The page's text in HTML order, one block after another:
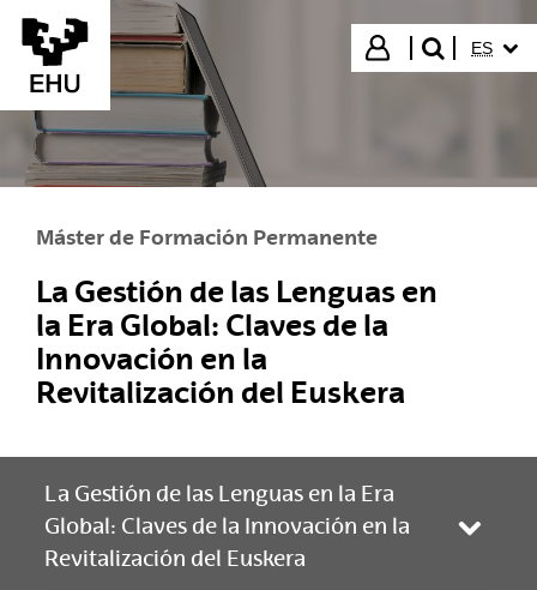
Saltar al contenido principal
Iniciar sesión
buscar"
ES
Máster de Formación Permanente
La Gestión de las Lenguas en
la Era Global: Claves de la
Innovación en la
Revitalización del Euskera
La Gestión de las Lenguas en la Era
Global: Claves de la Innovación en la
Revitalización del Euskera